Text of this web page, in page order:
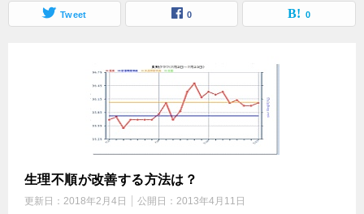
Tweet 0 0
生理不順が改善する方法は？
更新日： 2018年2月4日 公開日： 2013年4月11日